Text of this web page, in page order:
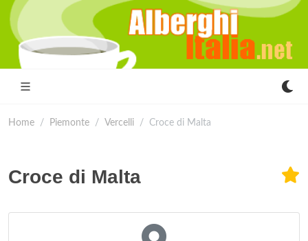
Home Piemonte Vercelli Croce di Malta
Croce di Malta